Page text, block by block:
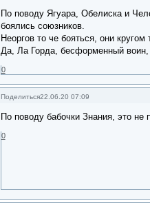
По поводу Ягуара, Обелиска и
боялись союзников.
Неоргов то че бояться, они
Да, Ла Горда, бесформенный воин,
0
Поделиться22.06.20 07:09
По поводу бабочки Знания, это
0